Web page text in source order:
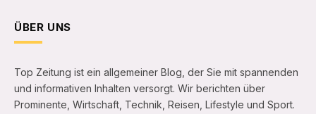
ÜBER UNS
Top Zeitung ist ein allgemeiner Blog, der Sie mit spannenden
und informativen Inhalten versorgt. Wir berichten über
Prominente, Wirtschaft, Technik, Reisen, Lifestyle und Sport.